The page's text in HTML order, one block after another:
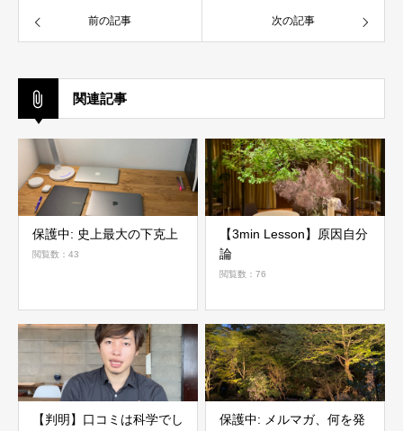
前の記事 次の記事
関連記事
保護中: 史上最大の下克上
閲覧数：43
【3min Lesson】原因自分
論
閲覧数：76
【判明】口コミは科学でし
保護中: メルマガ、何を発